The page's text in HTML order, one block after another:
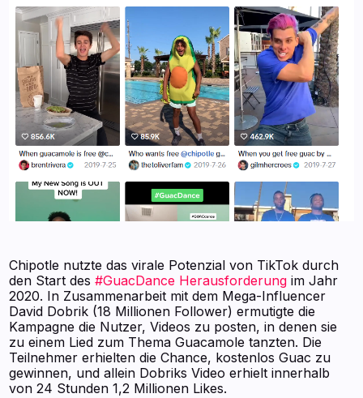
Chipotle nutzte das virale Potenzial von TikTok durch
den Start des #GuacDance Herausforderung im Jahr
2020. In Zusammenarbeit mit dem Mega-Influencer
David Dobrik (18 Millionen Follower) ermutigte die
Kampagne die Nutzer, Videos zu posten, in denen sie
zu einem Lied zum Thema Guacamole tanzten. Die
Teilnehmer erhielten die Chance, kostenlos Guac zu
gewinnen, und allein Dobriks Video erhielt innerhalb
von 24 Stunden 1,2 Millionen Likes.